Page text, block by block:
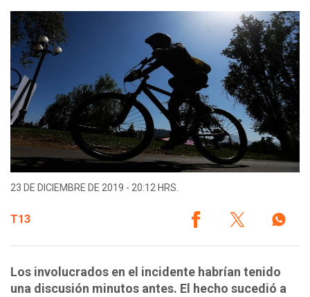
23 DE DICIEMBRE DE 2019 - 20:12 HRS.
T13
Los involucrados en el incidente habrían tenido
una discusión minutos antes. El hecho sucedió a